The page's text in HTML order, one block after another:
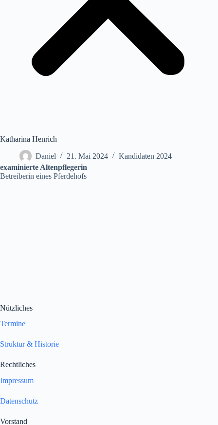
Katharina Henrich
Daniel 21. Mai 2024
Kandidaten 2024
examinierte Altenpflegerin
Betreiberin eines Pferdehofs
Nützliches
Termine
Struktur & Historie
Rechtliches
Impressum
Datenschutz
Vorstand